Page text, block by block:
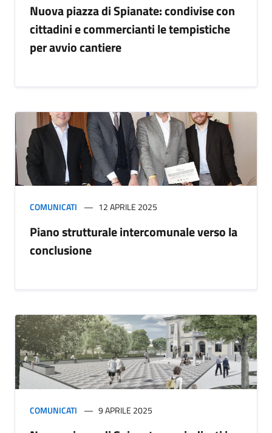
Nuova piazza di Spianate: condivise con
cittadini e commercianti le tempistiche
per avvio cantiere
COMUNICATI 12 APRILE 2025
Piano strutturale intercomunale verso la
conclusione
COMUNICATI 9 APRILE 2025